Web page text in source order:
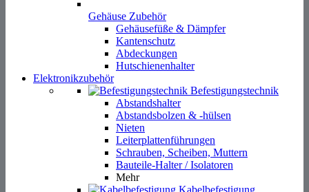
Leiterplattenführungen
Schrauben, Scheiben, Muttern
Bauteile-Halter / Isolatoren
Mehr
Kabelbefestigung
Kabelhalter und -klemmen
Kabelbinder
Kabelbinderbefestigung
Verdriller
Kabelschutz
Kabel-Tüllen
Schrumpfschläuche
LED Technik
Lichtleiter
LED Halter & Abstandshalter